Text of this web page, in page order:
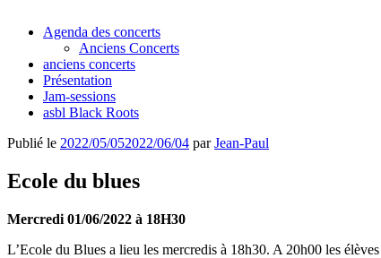
Agenda des concerts
Anciens Concerts
anciens concerts
Présentation
Jam-sessions
asbl Black Roots
Publié le 2022/05/052022/06/04 parJean-Paul
Ecole du blues
Mercredi 01/06/2022 à 18H30
L’Ecole du Blues a lieu les mercredis à 18h30. A 20h00 les